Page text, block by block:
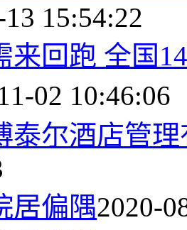
15:54:22
来回跑 全国
02 10:46:06
泰尔酒店管
居偏隅2020-